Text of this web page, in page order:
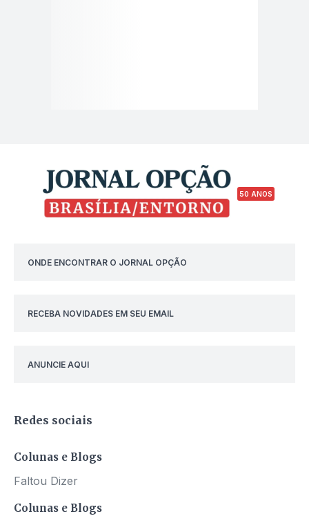
50 ANOS
ONDE ENCONTRAR O JORNAL OPÇÃO
RECEBA NOVIDADES EM SEU EMAIL
ANUNCIE AQUI
Redes sociais
Colunas e Blogs
Faltou Dizer
Colunas e Blogs